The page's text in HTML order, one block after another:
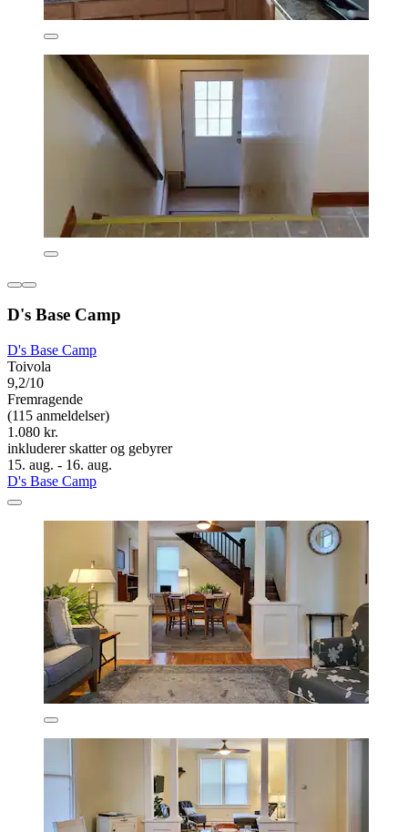
D's Base Camp
D's Base Camp
Toivola
9,2/10
Fremragende
(115 anmeldelser)
1.080 kr.
inkluderer skatter og gebyrer
15. aug. - 16. aug.
D's Base Camp